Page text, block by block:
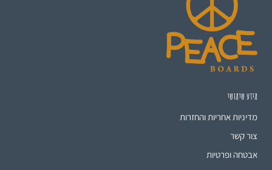
מידע שימושי
מדיניות אחריות והחזרות
צור קשר
אבטחה ופרטיות